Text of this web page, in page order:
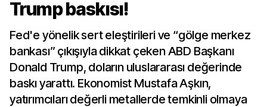
Trump baskısı!
Fed'e yönelik sert eleştirileri ve “gölge merkez
bankası” çıkışıyla dikkat çeken ABD Başkanı
Donald Trump, doların uluslararası değerinde
baskı yarattı. Ekonomist Mustafa Aşkın,
yatırımcıları değerli metallerde temkinli olmaya